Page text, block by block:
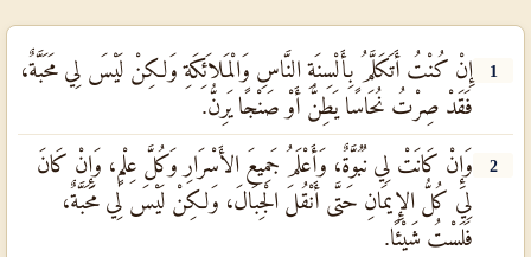
1
إِنْ كُنْتُ أَتَكَلَّمُ بِأَلْسِنَةِ النَّاسِ وَالْمَلاَئِكَةِ وَلكِنْ لَيْسَ لِي مَحَبَّةٌ،
فَقَدْ صِرْتُ نُحَاسًا يَطِنُّ أَوْ صَنْجًا يَرِنُّ.
2
وَإِنْ كَانَتْ لِي نُبُوَّةٌ، وَأَعْلَمُ جَمِيعَ الأَسْرَارِ وَكُلَّ عِلْمٍ، وَإِنْ كَانَ
لِي كُلُّ الإِيمَانِ حَتَّى أَنْقُلَ الْجِبَالَ، وَلكِنْ لَيْسَ لِي مَحَبَّةٌ،
فَلَسْتُ شَيْئًا.